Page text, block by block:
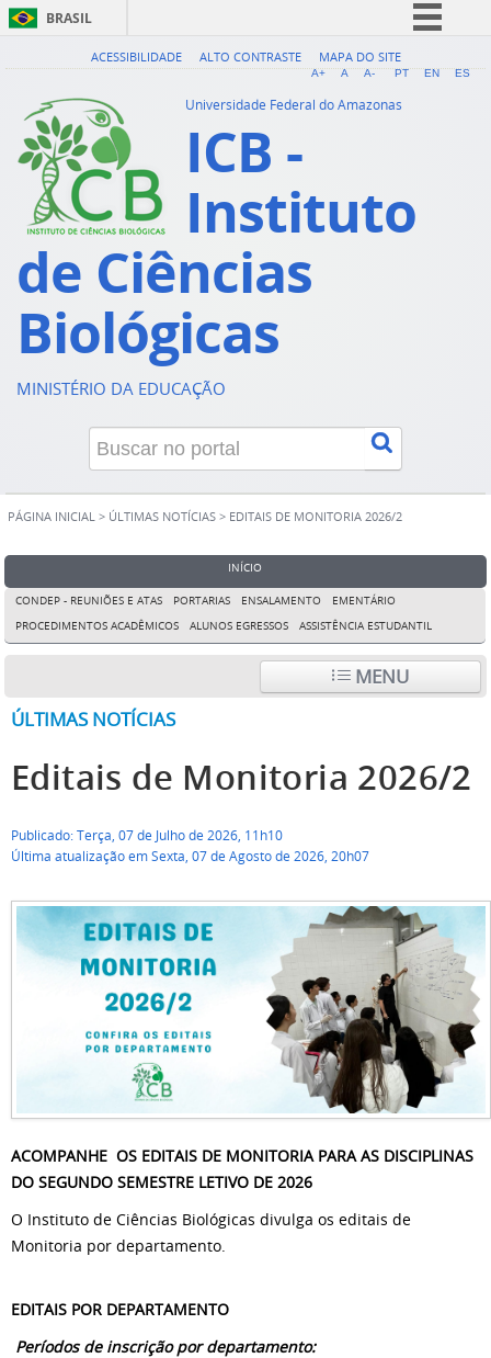
BRASIL
Simplifique!
Acesso à informação
Legislação
Canais
ACESSIBILIDADE ALTO CONTRASTE MAPA DO SITE
A+ A A- PT EN ES
Universidade Federal do Amazonas
ICB -
Instituto
de Ciências
Biológicas
MINISTÉRIO DA EDUCAÇÃO
PÁGINA INICIAL > ÚLTIMAS NOTÍCIAS > EDITAIS DE MONITORIA 2026/2
INÍCIO
CONDEP - REUNIÕES E ATAS PORTARIAS ENSALAMENTO
EMENTÁRIO
PROCEDIMENTOS ACADÊMICOS
ALUNOS EGRESSOS ASSISTÊNCIA ESTUDANTIL
MENU
ÚLTIMAS NOTÍCIAS
Editais de Monitoria 2026/2
Publicado: Terça, 07 de Julho de 2026, 11h10
Última atualização em Sexta, 07 de Agosto de 2026, 20h07
ACOMPANHE OS EDITAIS DE MONITORIA PARA AS DISCIPLINAS
DO SEGUNDO SEMESTRE LETIVO DE 2026
O Instituto de Ciências Biológicas divulga os editais de
Monitoria por departamento.
EDITAIS POR DEPARTAMENTO
Períodos de inscrição por departamento: